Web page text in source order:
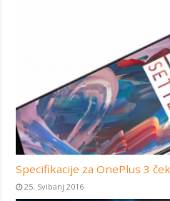
Specifikacije za OnePlus 3
25. Svibanj 2016